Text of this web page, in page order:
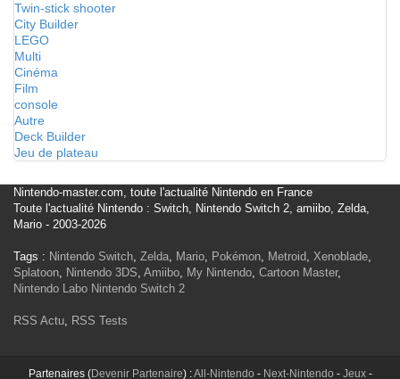
Twin-stick shooter
City Builder
LEGO
Multi
Cinéma
Film
console
Autre
Deck Builder
Jeu de plateau
Nintendo-master.com, toute l'actualité Nintendo en France
Toute l'actualité Nintendo : Switch, Nintendo Switch 2, amiibo, Zelda,
Mario - 2003-2026
Tags : Nintendo Switch, Zelda, Mario, Pokémon, Metroid, Xenoblade,
Splatoon, Nintendo 3DS, Amiibo, My Nintendo, Cartoon Master,
Nintendo Labo Nintendo Switch 2
RSS Actu, RSS Tests
Partenaires (Devenir Partenaire) :All-Nintendo - Next-Nintendo - Jeux-